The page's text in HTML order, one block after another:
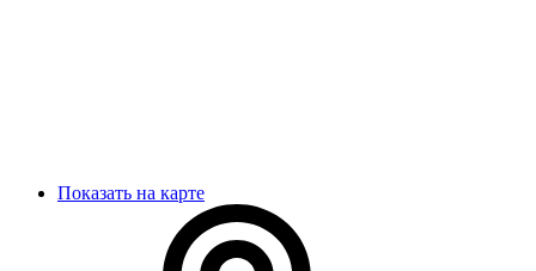
Показать на карте